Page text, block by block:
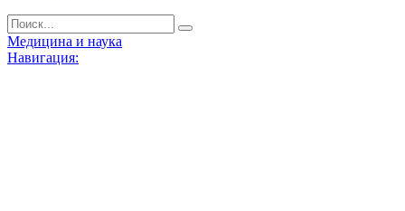
Медицина и наука
Навигация: